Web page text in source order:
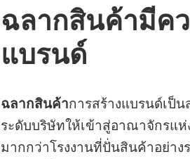
ฉลากสินค้ามีค
แบรนด์
ฉลากสินค้าการสร้างแบรนด์เป็
ระดับบริษัทให้เข้าสู่อาณาจักรแ
มากกว่าโรงงานที่ปั่นสินค้าอย่า